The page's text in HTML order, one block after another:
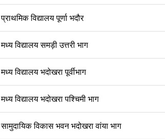
प्राथमिक विद्यालय पूर्णा भदौर
मध्य विद्यालय समड़ी उत्तरी भाग
मध्य विद्यालय भदोखरा पूर्वीभाग
मध्य विद्यालय भदोखरा पश्चिमी भाग
सामुदायिक विकास भवन भदोखरा वांया भाग